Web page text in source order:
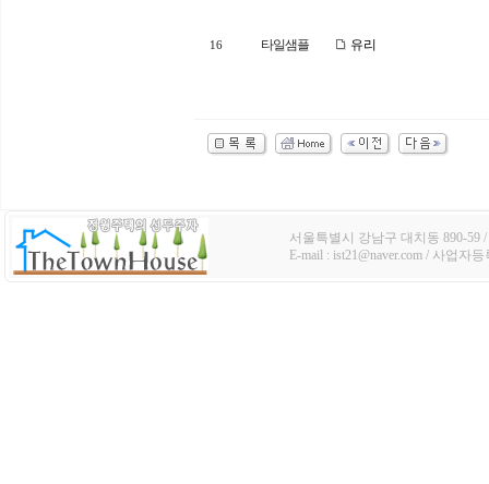
16 타일샘플 유리
서울특별시 강남구 대치동 890-59 /
E-mail : ist21@naver.com / 사업자